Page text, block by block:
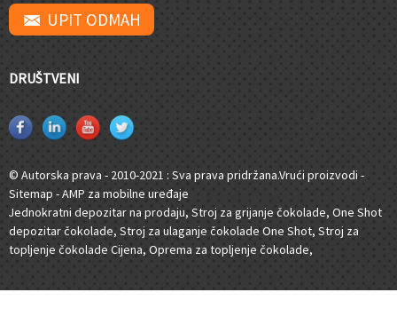
UPIT ODMAH
DRUŠTVENI
© Autorska prava - 2010-2021 : Sva prava pridržana.Vrući proizvodi -
Sitemap -AMP za mobilne uređaje
Jednokratni depozitar na prodaju, Stroj za grijanje čokolade, One Shot
depozitar čokolade, Stroj za ulaganje čokolade One Shot, Stroj za
topljenje čokolade Cijena, Oprema za topljenje čokolade,